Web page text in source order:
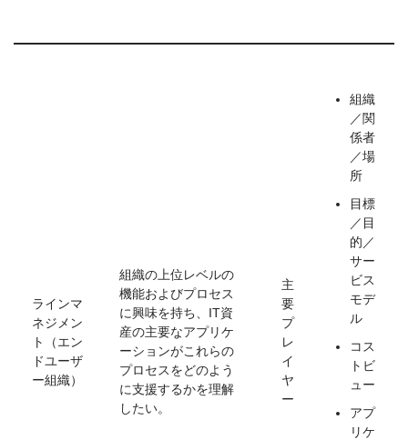
ラインマ
ネジメン
ト（エン
ドユーザ
ー組織）
組織の上位レベルの
機能およびプロセス
に興味を持ち、IT資
産の主要なアプリケ
ーションがこれらの
プロセスをどのよう
に支援するかを理解
したい。
主
要
プ
レ
イ
ヤ
ー
組織
／関
係者
／場
所
目標
／目
的／
サー
ビス
モデ
ル
コス
トビ
ュー
アプ
リケ